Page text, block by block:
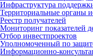
Инфраструктура
Территориальные органы
Реестр получателей
Мониторинг показателей
Отбор инвестпроектов
Уполномоченный по
Информационно-